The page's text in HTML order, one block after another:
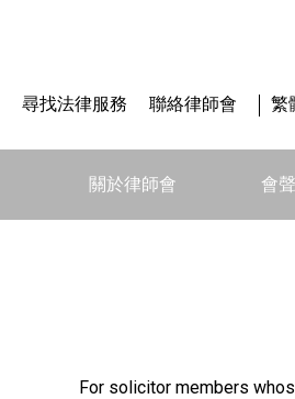
尋找法律服務 聯絡律師會 繁
關於律師會 會聲
For solicitor members